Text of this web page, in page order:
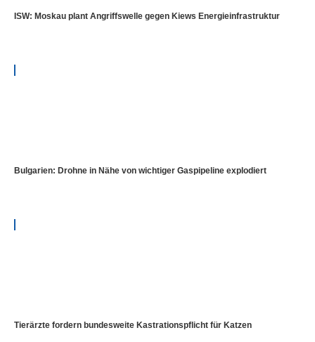
ISW: Moskau plant Angriffswelle gegen Kiews Energieinfrastruktur
Bulgarien: Drohne in Nähe von wichtiger Gaspipeline explodiert
Tierärzte fordern bundesweite Kastrationspflicht für Katzen